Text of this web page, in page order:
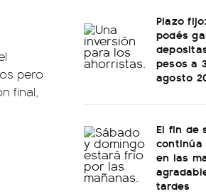
pero
final,
Plazo
podés
pesos a
agosto
El fin de
en las
tardes